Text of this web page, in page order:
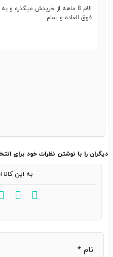
الام 8 ماهه از خریدش میگذره
فوق العاده و تمام.
دیگران را با نوشتن نظرات خود برای
نام *
به این کالا